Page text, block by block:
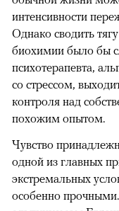
интенсивности
Однако сводить
биохимии было бы
психотерапевта,
со стрессом,
контроля над
похожим опытом.
Чувство
одной из главных
экстремальных
особенно